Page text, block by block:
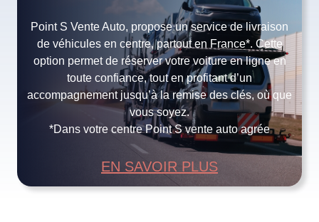
Point S Vente Auto, propose un service de livraison
de véhicules en centre, partout en France*. Cette
option permet de réserver votre voiture en ligne en
toute confiance, tout en profitant d’un
accompagnement jusqu’à la remise des clés, où que
vous soyez.
*Dans votre centre Point S vente auto agrée
EN SAVOIR PLUS